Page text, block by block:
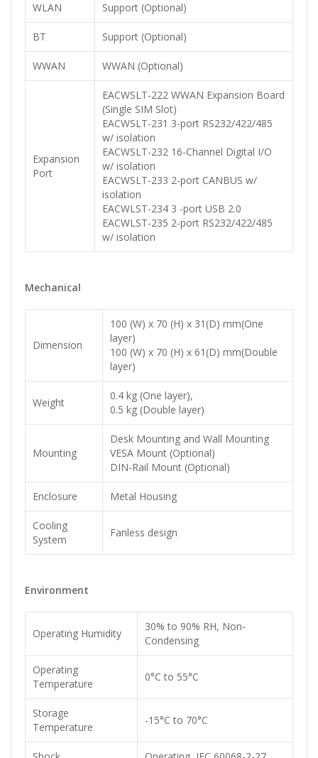
WLAN Support (Optional)
BT Support (Optional)
WWAN WWAN (Optional)
Expansion
Port
EACWSLT-222 WWAN Expansion Board
(Single SIM Slot)
EACWSLT-231 3-port RS232/422/485
w/ isolation
EACWSLT-232 16-Channel Digital I/O
w/ isolation
EACWSLT-233 2-port CANBUS w/
isolation
EACWLST-234 3 -port USB 2.0
EACWLST-235 2-port RS232/422/485
w/ isolation
Mechanical
Dimension
100 (W) x 70 (H) x 31(D) mm(One
layer)
100 (W) x 70 (H) x 61(D) mm(Double
layer)
Weight
0.4 kg (One layer),
0.5 kg (Double layer)
Mounting
Desk Mounting and Wall Mounting
VESA Mount (Optional)
DIN-Rail Mount (Optional)
Enclosure Metal Housing
Cooling
System
Fanless design
Environment
Operating Humidity
30% to 90% RH, Non-
Condensing
Operating
Temperature
0°C to 55°C
Storage
Temperature
-15°C to 70°C